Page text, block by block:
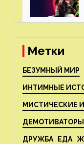
Метки
БЕЗУМНЫЙ МИР
ИНТИМНЫЕ
МИСТИЧЕСКИЕ
ДЕМОТИВАТОРЫ
ДРУЖБА ЕДА